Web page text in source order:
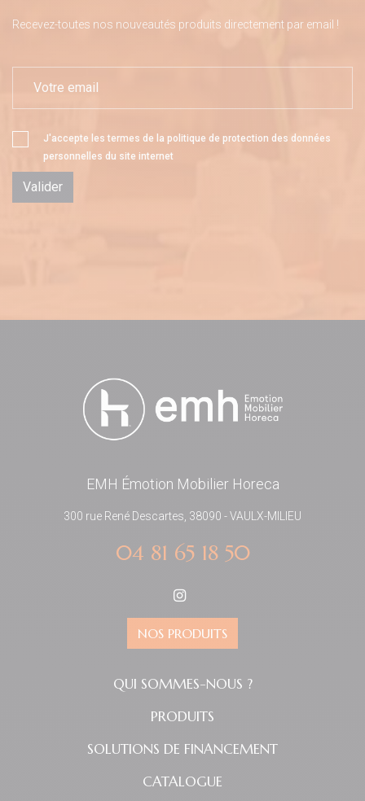
Recevez-toutes nos nouveautés produits directement par email !
J'accepte les termes de la politique de protection des données
personnelles du site internet
Valider
EMH Émotion Mobilier Horeca
300 rue René Descartes, 38090 - VAULX-MILIEU
04 81 65 18 50
NOS PRODUITS
QUI SOMMES-NOUS ?
PRODUITS
SOLUTIONS DE FINANCEMENT
CATALOGUE